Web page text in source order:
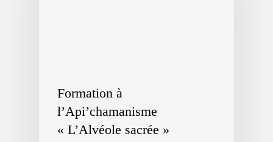
Formation à
l’Api’chamanisme
« L’Alvéole sacrée »